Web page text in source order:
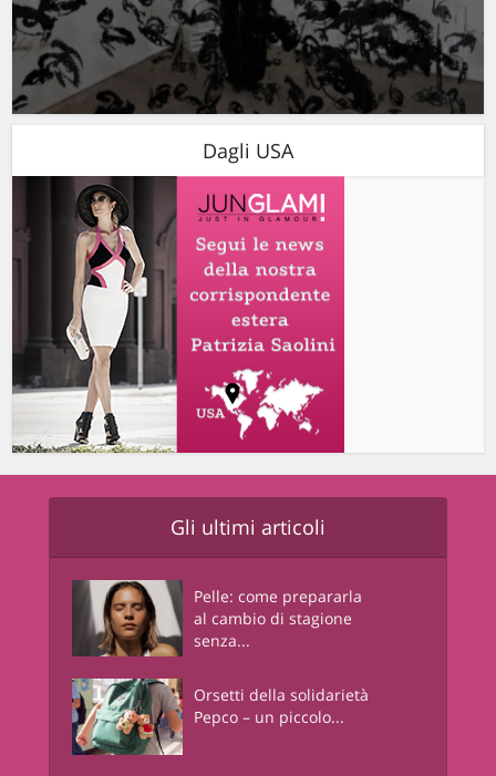
Dagli USA
Gli ultimi articoli
Pelle: come prepararla
al cambio di stagione
senza...
Orsetti della solidarietà
Pepco – un piccolo...